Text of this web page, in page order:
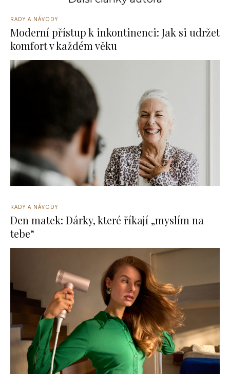
RADY A NÁVODY
Moderní přístup k inkontinenci: Jak si udržet
komfort v každém věku
RADY A NÁVODY
Den matek: Dárky, které říkají „myslím na
tebe“